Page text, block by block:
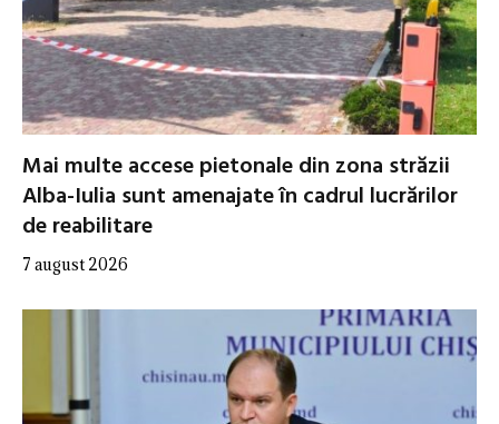
Mai multe accese pietonale din zona străzii
Alba-Iulia sunt amenajate în cadrul lucrărilor
de reabilitare
7 august 2026